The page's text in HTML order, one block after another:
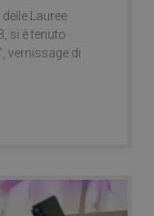
Lauree
si è tenuto
vernissage di